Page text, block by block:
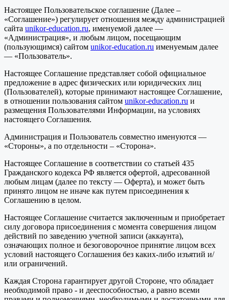
Настоящее Пользовательское соглашение (Далее –
«Соглашение») регулирует отношения между администрацией
сайта unikor-education.ru, именуемой далее —
«Администрация», и любым лицом, посещающим
(пользующимся) сайтом unikor-education.ru именуемым далее
— «Пользователь».
Настоящее Соглашение представляет собой официальное
предложение в адрес физических или юридических лиц
(Пользователей), которые принимают настоящее Соглашение,
в отношении пользования сайтом unikor-education.ru и
размещения Пользователями Информации, на условиях
настоящего Соглашения.
Администрация и Пользователь совместно именуются —
«Стороны», а по отдельности – «Сторона».
Настоящее Соглашение в соответствии со статьей 435
Гражданского кодекса РФ является офертой, адресованной
любым лицам (далее по тексту — Оферта), и может быть
принято лицом не иначе как путем присоединения к
Соглашению в целом.
Настоящее Соглашение считается заключенным и приобретает
силу договора присоединения с момента совершения лицом
действий по заведению учетной записи (аккаунта),
означающих полное и безоговорочное принятие лицом всех
условий настоящего Соглашения без каких-либо изъятий и/
или ограничений.
Каждая Сторона гарантирует другой Стороне, что обладает
необходимой право - и дееспособностью, а равно всеми